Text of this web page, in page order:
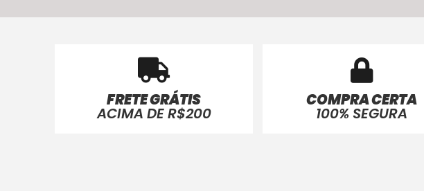
FRETE GRÁTIS
ACIMA DE R$200
COMPRA CERTA
100% SEGURA